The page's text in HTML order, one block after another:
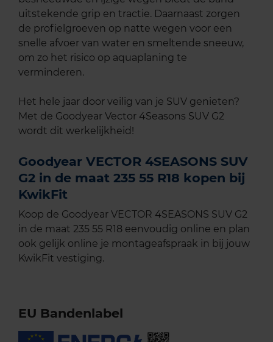
uitstekende grip en tractie. Daarnaast zorgen
de profielgroeven op natte wegen voor een
snelle afvoer van water en smeltende sneeuw,
om zo het risico op aquaplaning te
verminderen.
Het hele jaar door veilig van je SUV genieten?
Met de Goodyear Vector 4Seasons SUV G2
wordt dit werkelijkheid!
Goodyear VECTOR 4SEASONS SUV
G2 in de maat 235 55 R18 kopen bij
KwikFit
Koop de Goodyear VECTOR 4SEASONS SUV G2
in de maat 235 55 R18 eenvoudig online en plan
ook gelijk online je montageafspraak in bij jouw
KwikFit vestiging.
EU Bandenlabel